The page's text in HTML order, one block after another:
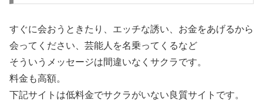
すぐに会おうときたり、エッチな誘い、お金をあげるから
会ってください、芸能人を名乗ってくるなど
そういうメッセージは間違いなくサクラです。
料金も高額。
下記サイトは低料金でサクラがいない良質サイトです。